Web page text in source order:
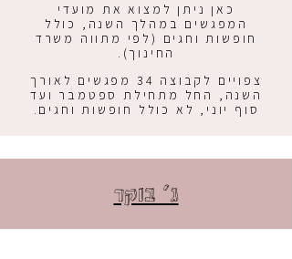
כאן ניתן למצוא את מועדי
המפגשים במהלך השנה, כולל
חופשות וחגים (לפי מתווה משרד
החינוך).
צפויים לקבוצה 34 מפגשים לאורך
השנה, החל מתחילת ספטמבר ועד
סוף יוני, לא כולל חופשות וחגים.
ג׳ בוקר